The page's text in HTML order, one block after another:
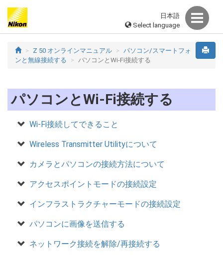
日本語
Select language
Z 50 オンラインマニュアル
パソコン/スマートフォ
ンと無線接続する
パソコンとWi-Fi接続する
パソコンとWi-Fi接続する
Wi-Fi接続してできること
Wireless Transmitter Utilityについて
カメラとパソコンの接続方法について
アクセスポイントモードの接続設定
インフラストラクチャーモードの接続設定
パソコンに画像を送信する
ネットワーク接続を解除/再接続する